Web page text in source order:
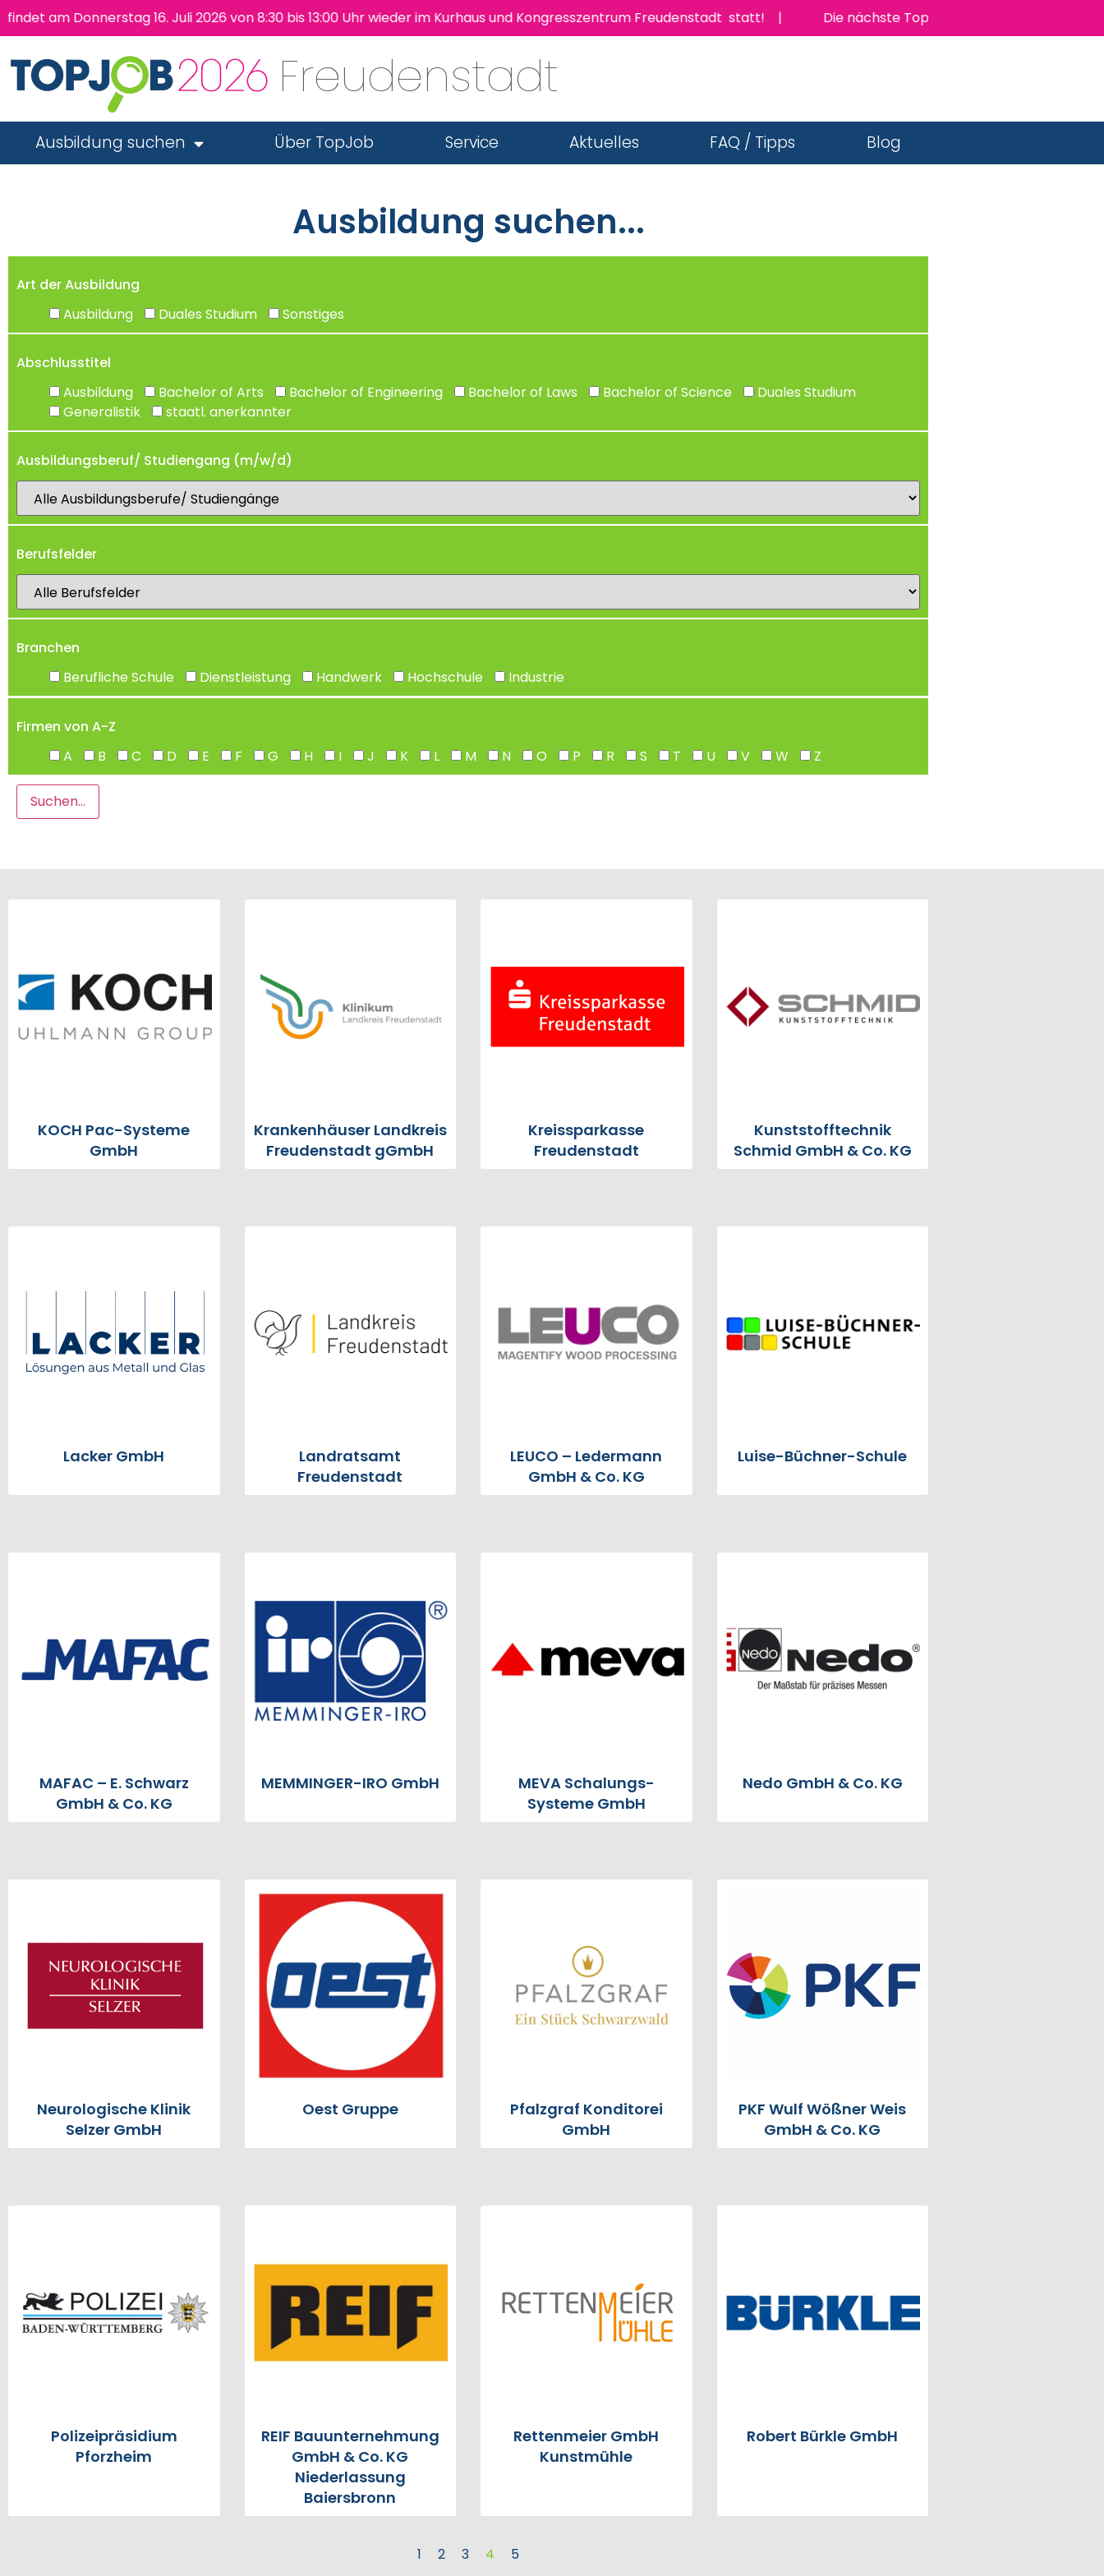
Donnerstag 16. Juli 2026 von 8:30 bis 13:00 Uhr wieder im Kurhaus und Kongresszentrum Freudenstadt statt! | Die nächste TopJob Messe findet am
Freudenstadt
Ausbildung suchen Über TopJob Service Aktuelles FAQ / Tipps Blog
Ausbildung suchen...
Art der Ausbildung
Ausbildung
Duales Studium Sonstiges
Abschlusstitel
Ausbildung
Bachelor of Arts Bachelor of Engineering Bachelor of Laws Bachelor of Science
Duales Studium
Generalistik
staatl. anerkannter
Ausbildungsberuf/ Studiengang (m/w/d)
Berufsfelder
Branchen
Berufliche Schule
Dienstleistung Handwerk Hochschule Industrie
Firmen von A-Z
A
B C D E F G H I J K L M N O P R S T U V W Z
KOCH Pac-Systeme
GmbH
Krankenhäuser Landkreis
Freudenstadt gGmbH
Kreissparkasse
Freudenstadt
Kunststofftechnik
Schmid GmbH & Co. KG
Lacker GmbH
Landratsamt
Freudenstadt
LEUCO – Ledermann
GmbH & Co. KG
Luise-Büchner-Schule
MAFAC – E. Schwarz
GmbH & Co. KG
MEMMINGER-IRO GmbH
MEVA Schalungs-
Systeme GmbH
Nedo GmbH & Co. KG
Neurologische Klinik
Selzer GmbH
Oest Gruppe
Pfalzgraf Konditorei
GmbH
PKF Wulf Wößner Weis
GmbH & Co. KG
Polizeipräsidium
Pforzheim
REIF Bauunternehmung
GmbH & Co. KG
Niederlassung
Baiersbronn
Rettenmeier GmbH
Kunstmühle
Robert Bürkle GmbH
1 2 3 4 5